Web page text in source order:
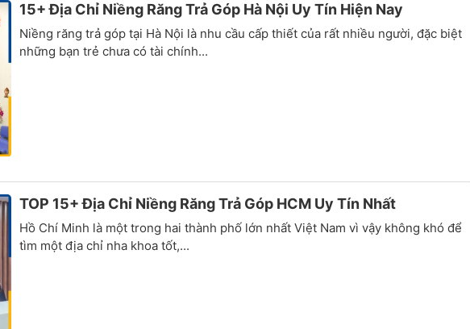
15+ Địa Chỉ Niềng Răng Trả Góp Hà Nội Uy Tín Hiện Nay
Niềng răng trả góp tại Hà Nội là nhu cầu cấp thiết của rất nhiều người, đặc biệt
những bạn trẻ chưa có tài chính...
TOP 15+ Địa Chỉ Niềng Răng Trả Góp HCM Uy Tín Nhất
Hồ Chí Minh là một trong hai thành phố lớn nhất Việt Nam vì vậy không khó để
tìm một địa chỉ nha khoa tốt,...